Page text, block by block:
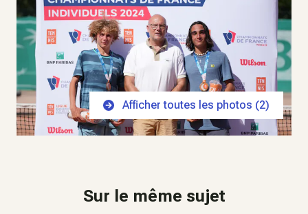
Afficher toutes les photos (2)
Sur le même sujet